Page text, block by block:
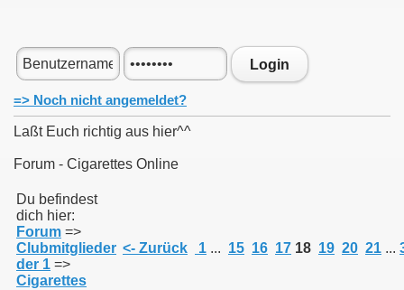
Login
=> Noch nicht angemeldet?
Laßt Euch richtig aus hier^^
Forum - Cigarettes Online
Du befindest
dich hier:
Forum =>
Clubmitglieder
der 1 =>
Cigarettes
<- Zurück 1 ... 15 16 17 18 19 20 21 ...